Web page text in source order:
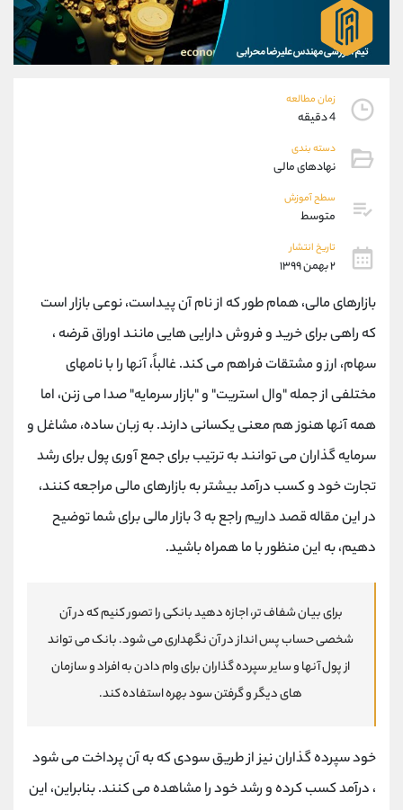
زمان مطالعه
4 دقیقه
دسته بندی
نهادهای مالی
سطح آموزش
متوسط
تاریخ انتشار
۲ بهمن ۱۳۹۹
بازارهای مالی، همام طور که از نام آن پیداست، نوعی بازار است
که راهی برای خرید و فروش دارایی هایی مانند اوراق قرضه ،
سهام، ارز و مشتقات فراهم می کند. غالباً، آنها را با نامهای
مختلفی از جمله "وال استریت" و "بازار سرمایه" صدا می زنن، اما
همه آنها هنوز هم معنی یکسانی دارند. به زبان ساده، مشاغل و
سرمایه گذاران می توانند به ترتیب برای جمع آوری پول برای رشد
تجارت خود و کسب درآمد بیشتر به بازارهای مالی مراجعه کنند،
در این مقاله قصد داریم راجع به 3 بازار مالی برای شما توضیح
دهیم، به این منظور با ما همراه باشید.
برای بیان شفاف تر، اجازه دهید بانکی را تصور کنیم که در آن
شخصی حساب پس انداز در آن نگهداری می شود. بانک می تواند
از پول آنها و سایر سپرده گذاران برای وام دادن به افراد و سازمان
های دیگر و گرفتن سود بهره استفاده کند.
خود سپرده گذاران نیز از طریق سودی که به آن پرداخت می شود
، درآمد کسب کرده و رشد خود را مشاهده می کنند. بنابراین، این
09194198792
واتساپ شروع گفتگو
تلگرام @Armteam_admin_33
پشتیبان فروش
موبایل
واتساپ
داخلی
اطلاعات تماس (دفتر فروش)
تلفن 021-22021030
بدون پیش شماره 90001030
اینستاگرام @alireza.mehrabii
کانال تلگرام @alirezamehrabi_com